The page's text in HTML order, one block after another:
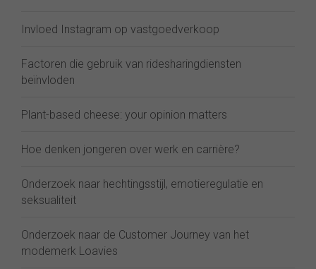
Invloed Instagram op vastgoedverkoop
Factoren die gebruik van ridesharingdiensten
beïnvloden
Plant-based cheese: your opinion matters
Hoe denken jongeren over werk en carrière?
Onderzoek naar hechtingsstijl, emotieregulatie en
seksualiteit
Onderzoek naar de Customer Journey van het
modemerk Loavies